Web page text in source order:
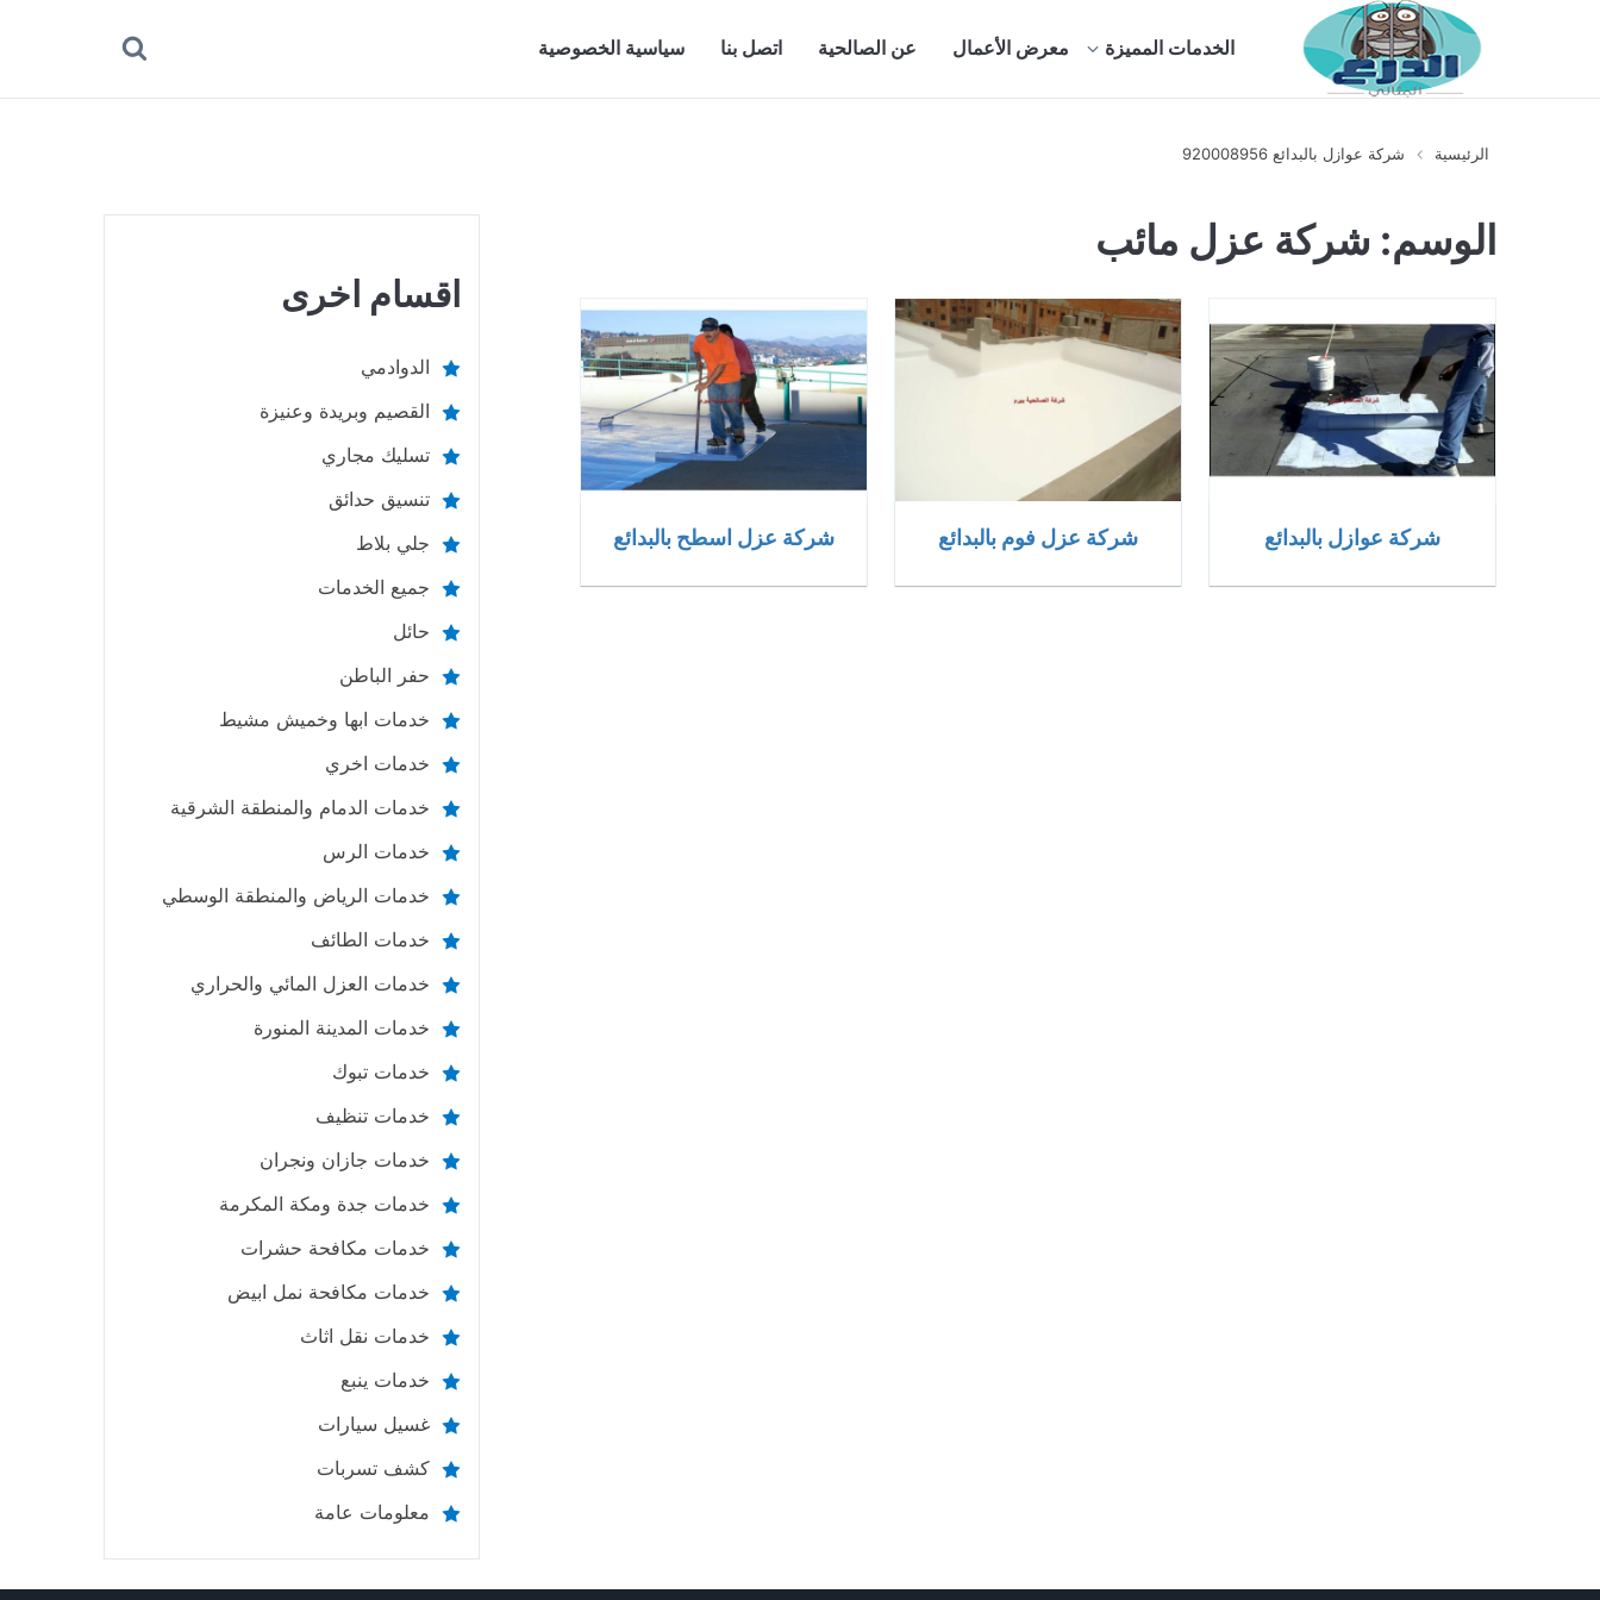
الخدمات المميزة معرض الأعمال عن الصالحية اتصل بنا سياسية الخصوصية
الرئيسية شركة عوازل بالبدائع 920008956
الوسم: شركة عزل مائب
شركة عوازل بالبدائع شركة عزل فوم بالبدائع شركة عزل اسطح بالبدائع
اقسام اخرى
الدوادمي
القصيم وبريدة وعنيزة
تسليك مجاري
تنسيق حدائق
جلي بلاط
جميع الخدمات
حائل
حفر الباطن
خدمات ابها وخميش مشيط
خدمات اخري
خدمات الدمام والمنطقة الشرقية
خدمات الرس
خدمات الرياض والمنطقة الوسطي
خدمات الطائف
خدمات العزل المائي والحراري
خدمات المدينة المنورة
خدمات تبوك
خدمات تنظيف
خدمات جازان ونجران
خدمات جدة ومكة المكرمة
خدمات مكافحة حشرات
خدمات مكافحة نمل ابيض
خدمات نقل اثاث
خدمات ينبع
غسيل سيارات
كشف تسربات
معلومات عامة